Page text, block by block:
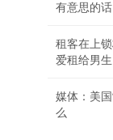
有意思的话
租客在上
爱租给男生
媒体：美
么